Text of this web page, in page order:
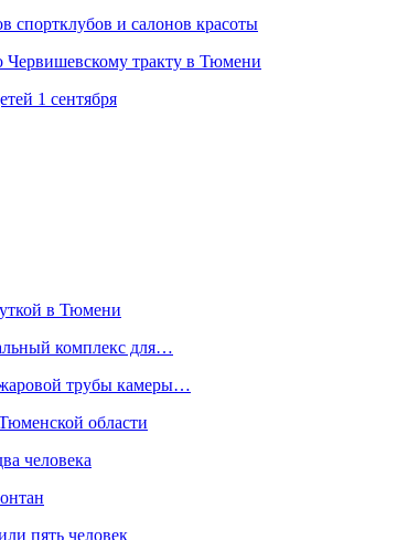
спортклубов и салонов красоты
Червишевскому тракту в Тюмени
1 сентября
в Тюмени
комплекс для…
жаровой трубы камеры…
области
человека
пять человек